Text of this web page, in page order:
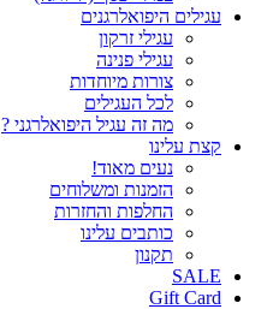
עגילים היפואלרגנים
עגילי זרקון
עגילי פנינה
צורות מיוחדות
לכל העגילים
מה זה עגיל היפואלרגני ?
קצת עלינו
נעים מאוד!
הזמנות ומשלוחים
החלפות והחזרות
כותבים עלינו
תקנון
SALE
Gift Card